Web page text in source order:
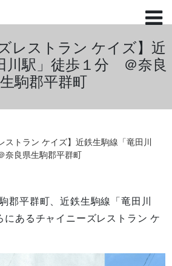
レストラン ケイズ】近
川駅」徒歩１分 ＠奈良
駒郡平群町
ストラン ケイズ】近鉄生駒線「竜田川
良県生駒郡平群町
郡平群町、近鉄生駒線「竜田川
あるチャイニーズレストラン ケ